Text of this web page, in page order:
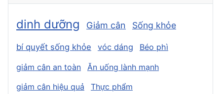
dinh dưỡng Giảm cân Sống khỏe
bí quyết sống khỏe vóc dáng Béo phì
giảm cân an toàn
Ăn uống lành mạnh
giảm cân hiệu quả
Thực phẩm